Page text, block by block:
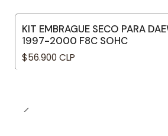
KIT EMBRAGUE SECO PARA
1997-2000 F8C SOHC
$56.900 CLP